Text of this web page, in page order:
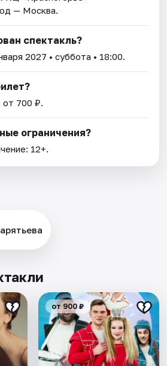
— Москва.
спектакль?
2027 • суббота • 18:00.
от 700 ₽.
ограничения?
12+.
от 900 ₽